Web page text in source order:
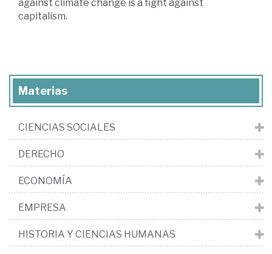
against climate change is a fight against
capitalism.
Materias
CIENCIAS SOCIALES
DERECHO
ECONOMÍA
EMPRESA
HISTORIA Y CIENCIAS HUMANAS